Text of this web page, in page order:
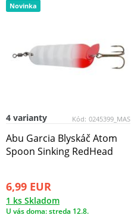
Novinka
Kód: 0245399_MAS
4 varianty
Abu Garcia Blyskáč Atom
Spoon Sinking RedHead
6,99 EUR
1 ks Skladom
U vás doma: streda 12.8.